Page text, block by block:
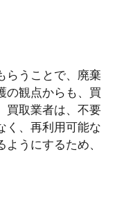
らうことで、廃棄
の観点からも、買
買取業者は、不要
く、再利用可能な
うにするため、